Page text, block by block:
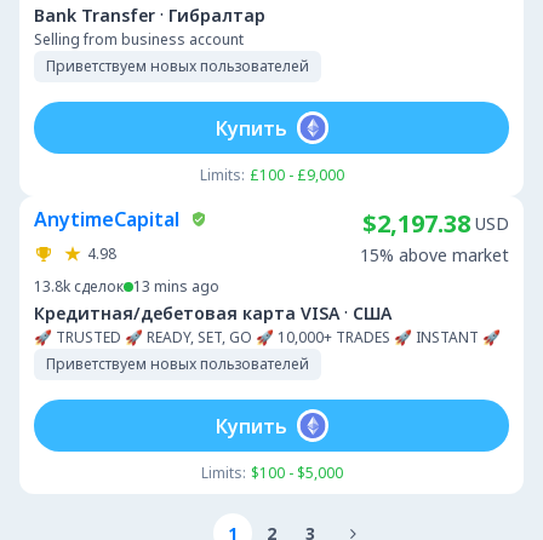
Bank Transfer · Гибралтар
Selling from business account
Приветствуем новых пользователей
Limits: £100 - £9,000
Купить
AnytimeCapital
4.98
13.8k сделок 13 mins ago
Кредитная/дебетовая карта VISA · США
🚀 TRUSTED 🚀 READY, SET, GO 🚀 10,000+ TRADES 🚀 INSTANT 🚀
Приветствуем новых пользователей
$2,197.38 USD
15% above market
Limits: $100 - $5,000
Купить
1 2 3 